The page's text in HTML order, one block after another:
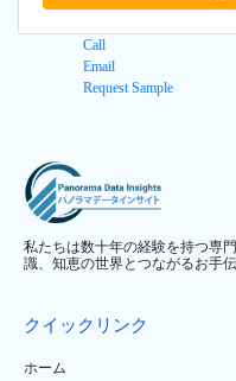
Call
Email
Request Sample
私たちは数十年の経験を持つ専
識、知恵の世界とつながるお手
クイックリンク
ホーム